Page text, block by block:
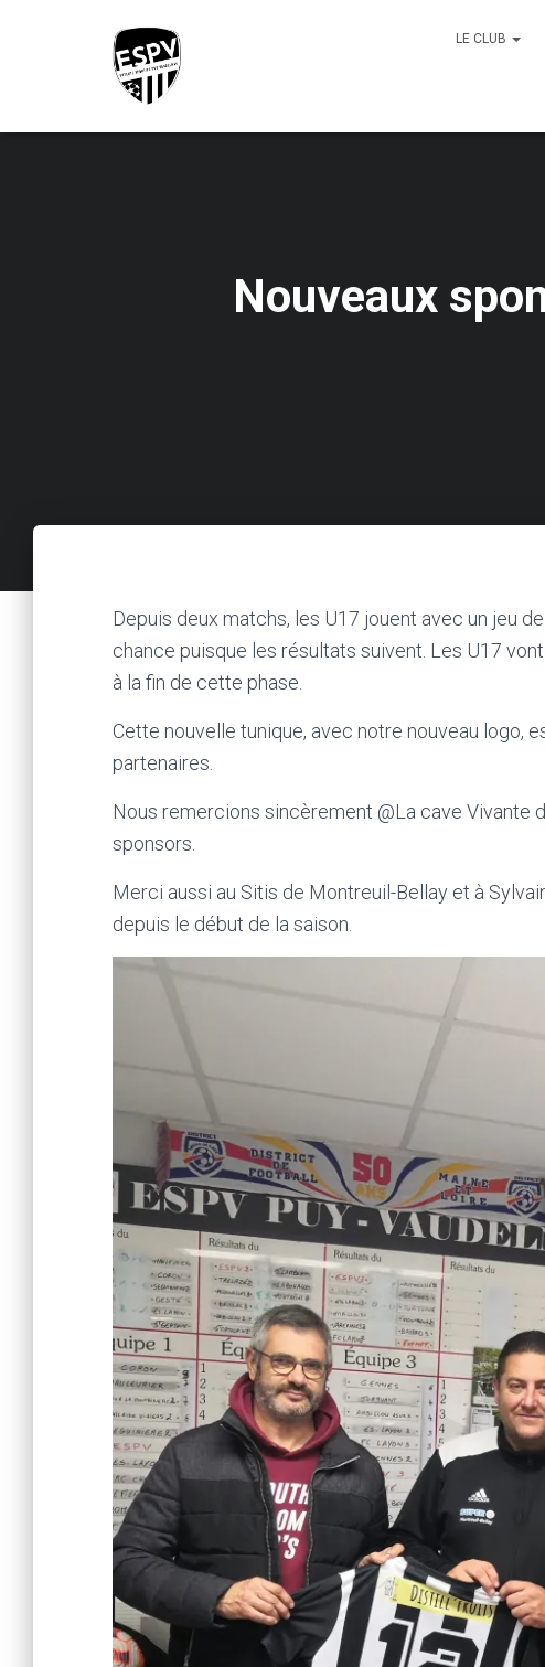
LE CLUB
Nouveaux
Depuis deux matchs, les U17 jouent avec un jeu
chance puisque les résultats suivent. Les U17
à la fin de cette phase.
Cette nouvelle tunique, avec notre nouveau logo,
partenaires.
Nous remercions sincèrement @La cave Vivante
sponsors.
Merci aussi au Sitis de Montreuil-Bellay et à
depuis le début de la saison.